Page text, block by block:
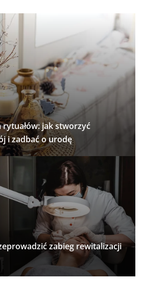
jak stworzyć
i zadbać o urodę
zabieg rewitalizacji